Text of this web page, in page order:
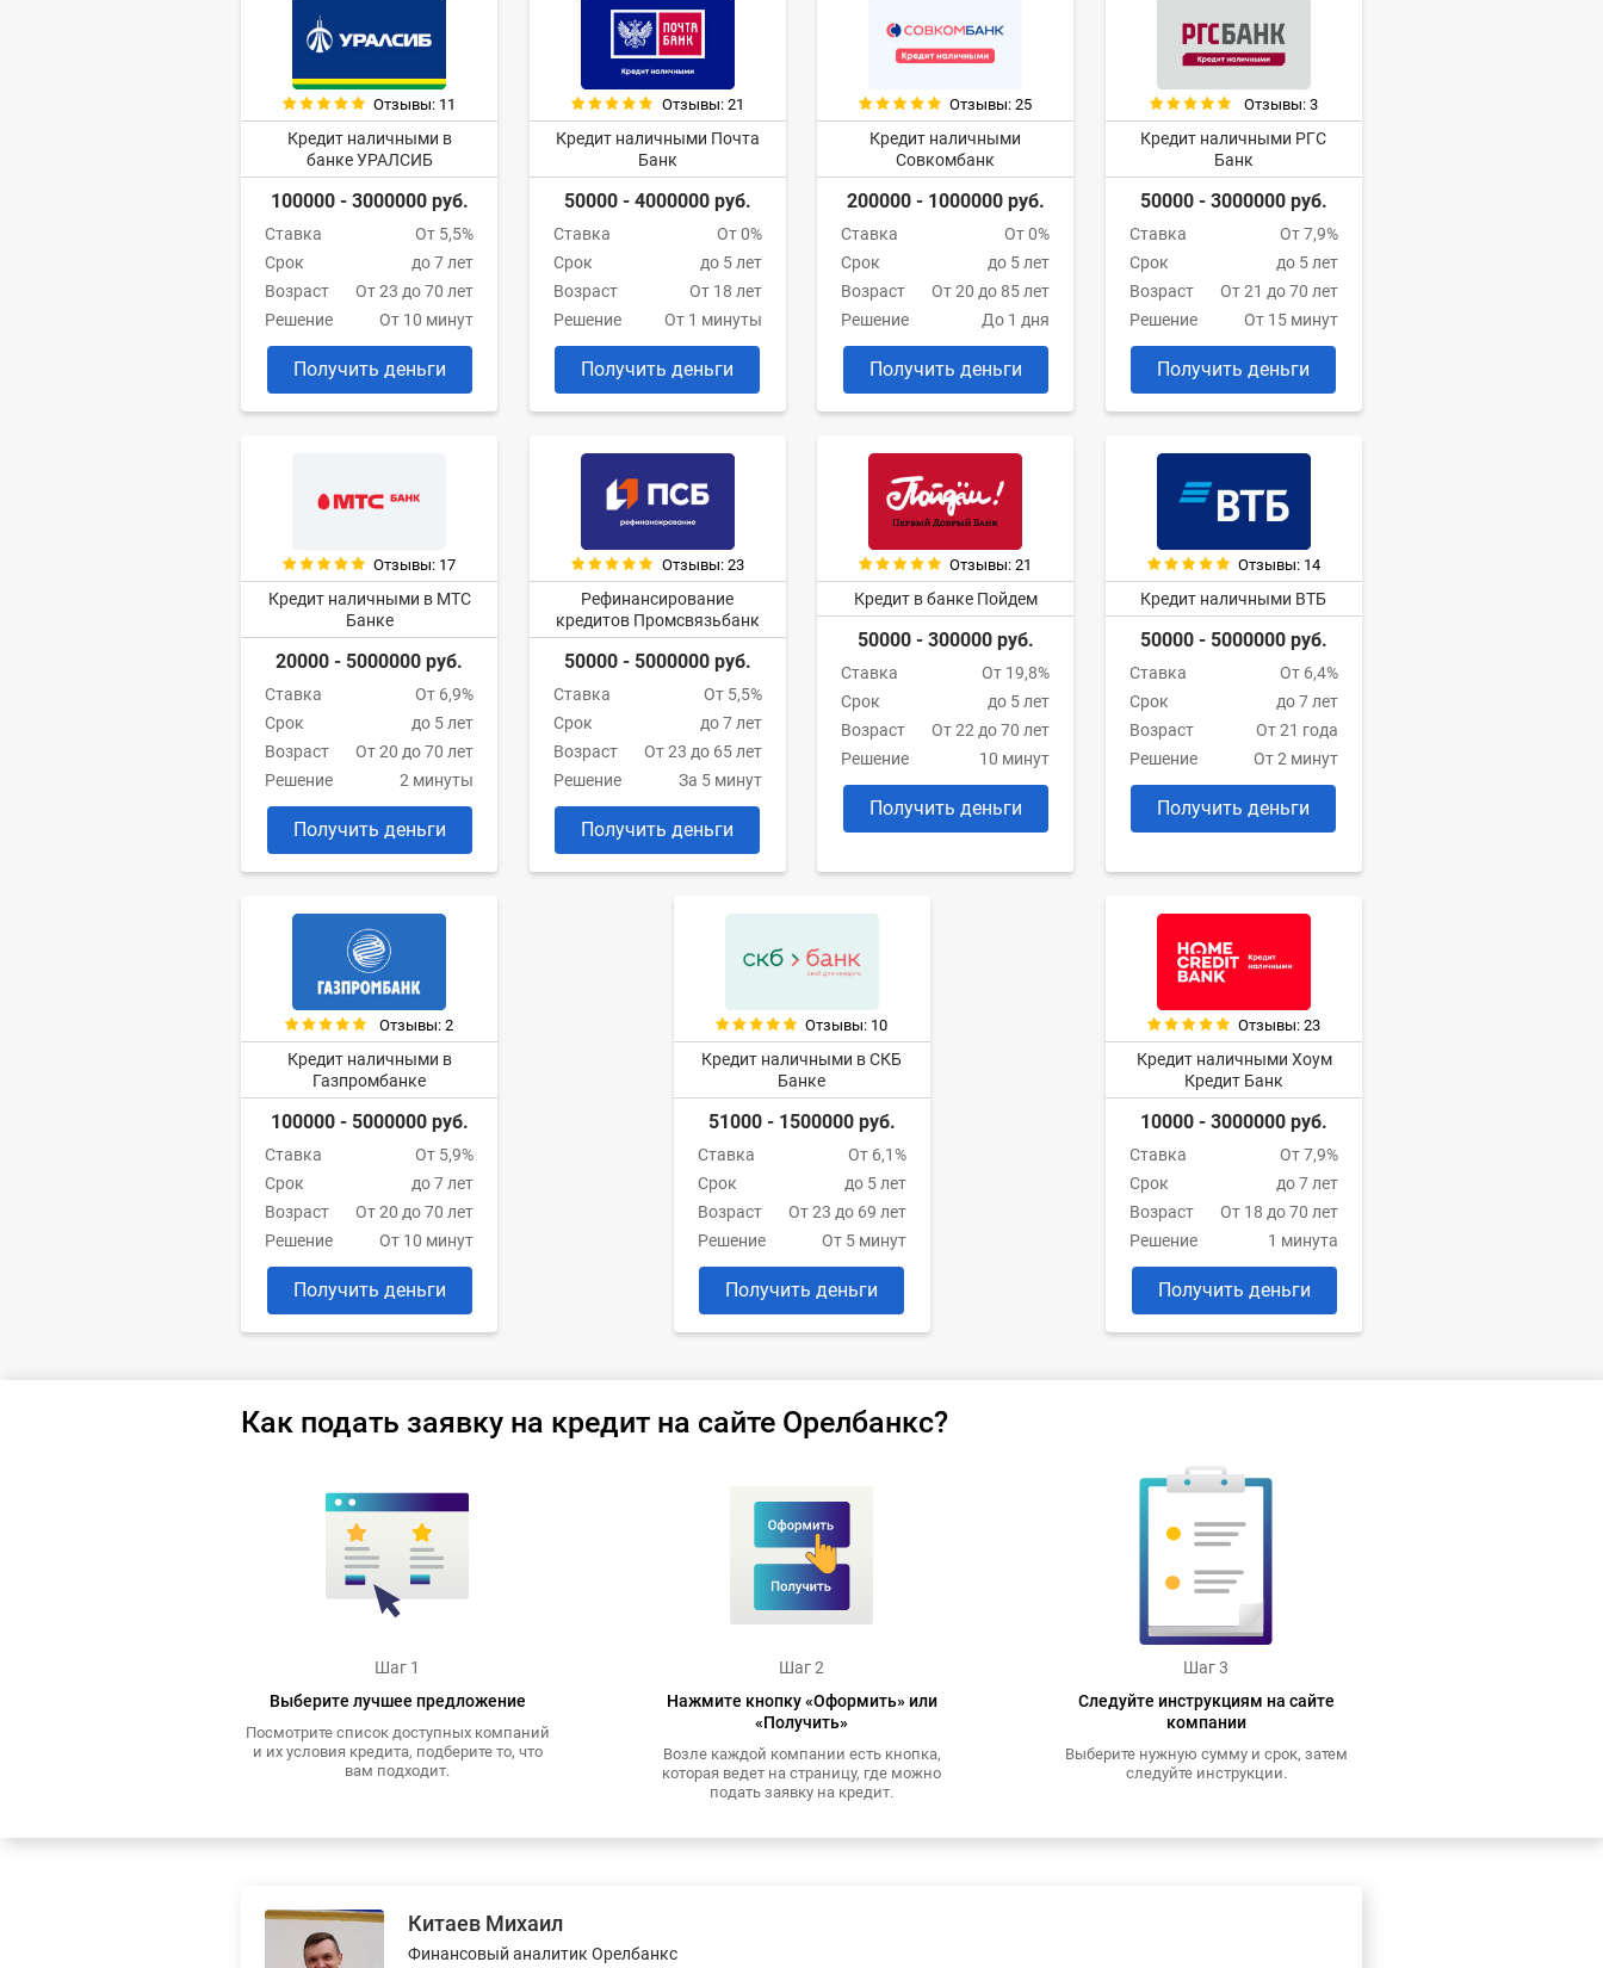
Отзывы: 11
Кредит наличными в
банке УРАЛСИБ
100000 - 3000000 руб.
Ставка
От 5,5%
Срок
до 7 лет
Возраст
От 23 до 70 лет
Решение
От 10 минут
Получить деньги
Отзывы: 21
Кредит наличными Почта
Банк
50000 - 4000000 руб.
Ставка
От 0%
Срок
до 5 лет
Возраст
От 18 лет
Решение
От 1 минуты
Получить деньги
Отзывы: 25
Кредит наличными
Совкомбанк
200000 - 1000000 руб.
Ставка
От 0%
Срок
до 5 лет
Возраст
От 20 до 85 лет
Решение
До 1 дня
Получить деньги
Отзывы: 3
Кредит наличными РГС
Банк
50000 - 3000000 руб.
Ставка
От 7,9%
Срок
до 5 лет
Возраст
От 21 до 70 лет
Решение
От 15 минут
Получить деньги
Отзывы: 17
Кредит наличными в МТС
Банке
20000 - 5000000 руб.
Ставка
От 6,9%
Срок
до 5 лет
Возраст
От 20 до 70 лет
Решение
2 минуты
Получить деньги
Отзывы: 23
Рефинансирование
кредитов Промсвязьбанк
50000 - 5000000 руб.
Ставка
От 5,5%
Срок
до 7 лет
Возраст
От 23 до 65 лет
Решение
За 5 минут
Получить деньги
Отзывы: 21
Кредит в банке Пойдем
50000 - 300000 руб.
Ставка
От 19,8%
Срок
до 5 лет
Возраст
От 22 до 70 лет
Решение
10 минут
Получить деньги
Отзывы: 14
Кредит наличными ВТБ
50000 - 5000000 руб.
Ставка
От 6,4%
Срок
до 7 лет
Возраст
От 21 года
Решение
От 2 минут
Получить деньги
Отзывы: 2
Кредит наличными в
Газпромбанке
100000 - 5000000 руб.
Ставка
От 5,9%
Срок
до 7 лет
Возраст
От 20 до 70 лет
Решение
От 10 минут
Получить деньги
Отзывы: 10
Кредит наличными в СКБ
Банке
51000 - 1500000 руб.
Ставка
От 6,1%
Срок
до 5 лет
Возраст
От 23 до 69 лет
Решение
От 5 минут
Получить деньги
Отзывы: 23
Кредит наличными Хоум
Кредит Банк
10000 - 3000000 руб.
Ставка
От 7,9%
Срок
до 7 лет
Возраст
От 18 до 70 лет
Решение
1 минута
Получить деньги
Как подать заявку на кредит на сайте Орелбанкс?
Шаг 1
Выберите лучшее предложение
Посмотрите список доступных компаний
и их условия кредита, подберите то, что
вам подходит.
Шаг 2
Нажмите кнопку «Оформить» или
«Получить»
Возле каждой компании есть кнопка,
которая ведет на страницу, где можно
подать заявку на кредит.
Шаг 3
Следуйте инструкциям на сайте
компании
Выберите нужную сумму и срок, затем
следуйте инструкции.
Китаев Михаил
Финансовый аналитик Орелбанкс